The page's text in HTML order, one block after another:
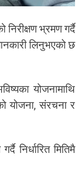
भ्रमण गर्दै
लिनुभएको छ
योजनामाथि
योजना, संरचना र
निर्धारित मितिमै